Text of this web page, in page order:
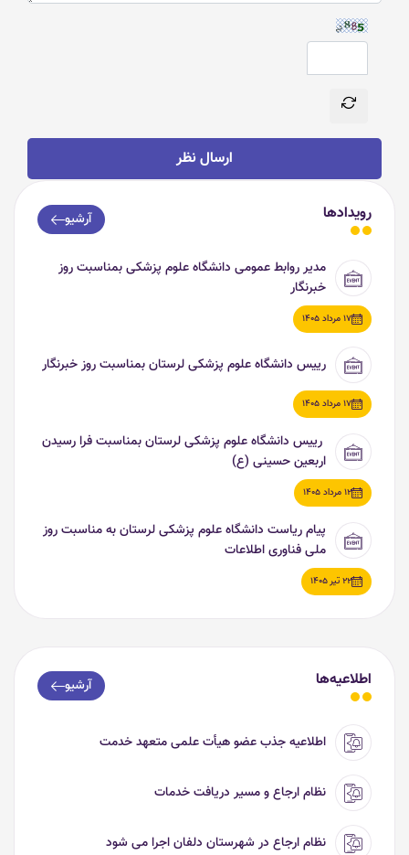
ارسال نظر
رویدادها آرشیو
مدیر روابط عمومی دانشگاه علوم پزشکی بمناسبت روز
خبرنگار
17 مرداد 1405
رییس دانشگاه علوم پزشکی لرستان بمناسبت روز خبرنگار
17 مرداد 1405
رییس دانشگاه علوم پزشکی لرستان بمناسبت فرا رسیدن
اربعین حسینی (ع)
12 مرداد 1405
پیام ریاست دانشگاه علوم پزشکی لرستان به مناسبت روز
ملی فناوری اطلاعات
22 تیر 1405
اطلاعیه‌ها آرشیو
اطلاعیه جذب عضو هیأت علمی متعهد خدمت
نظام ارجاع و مسیر دریافت خدمات
نظام ارجاع در شهرستان دلفان اجرا می شود